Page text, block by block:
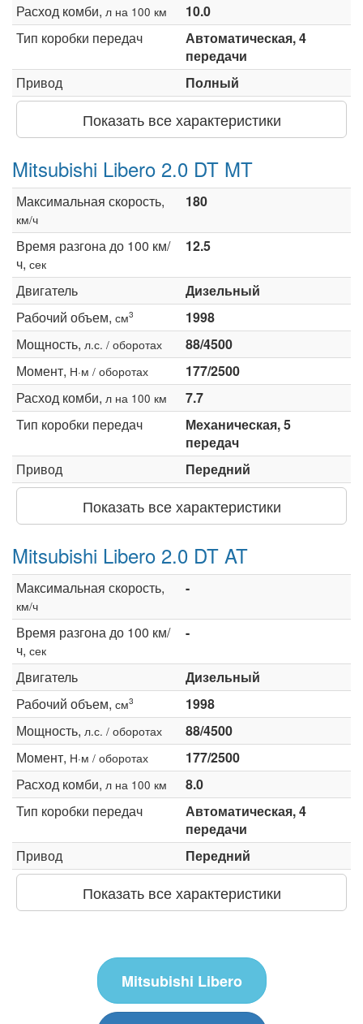
Расход комби, л на 100 км
10.0
Тип коробки передач
Автоматическая, 4
передачи
Привод
Полный
Показать все характеристики
Mitsubishi Libero 2.0 DT MT
Максимальная скорость,
км/ч
180
Время разгона до 100 км/
ч, сек
12.5
Двигатель
Дизельный
Рабочий объем, см3
1998
Мощность, л.с. / оборотах
88/4500
Момент, Н·м / оборотах
177/2500
Расход комби, л на 100 км
7.7
Тип коробки передач
Механическая, 5
передач
Привод
Передний
Показать все характеристики
Mitsubishi Libero 2.0 DT AT
Максимальная скорость,
км/ч
-
Время разгона до 100 км/
ч, сек
-
Двигатель
Дизельный
Рабочий объем, см3
1998
Мощность, л.с. / оборотах
88/4500
Момент, Н·м / оборотах
177/2500
Расход комби, л на 100 км
8.0
Тип коробки передач
Автоматическая, 4
передачи
Привод
Передний
Показать все характеристики
Mitsubishi Libero